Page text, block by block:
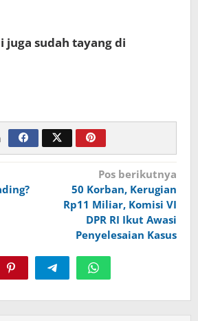
juga sudah tayang di
Pos berikutnya
50 Korban, Kerugian
Rp11 Miliar, Komisi VI
DPR RI Ikut Awasi
Penyelesaian Kasus